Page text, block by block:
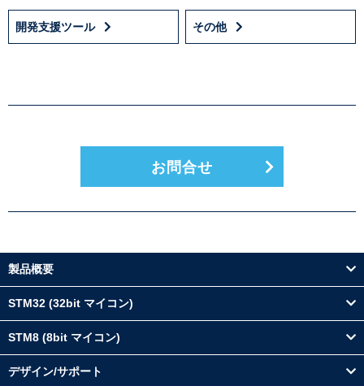
開発支援ツール その他
お問合せ
製品概要
STM32 (32bit マイコン)
STM8 (8bit マイコン)
デザイン/サポート